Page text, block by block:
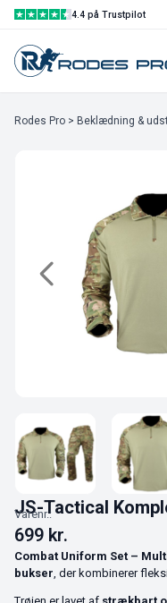
4.4 på Trustpilot
Rodes Pro > Beklædning &
JS-Tactical
Varenr.:
699 kr.
Combat Uniform Set –
bukser , der kombinerer